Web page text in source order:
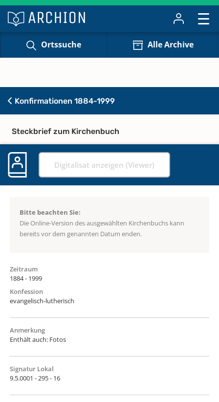
Ortssuche Alle Archive
Konfirmationen 1884-1999
Steckbrief zum Kirchenbuch
Digitalisat anzeigen (Viewer)
Bitte beachten Sie:
Die Online-Version des ausgewählten Kirchenbuchs kann
bereits vor dem genannten Datum enden.
Zeitraum
1884 - 1999
Konfession
evangelisch-lutherisch
Anmerkung
Enthält auch: Fotos
Signatur Lokal
9.5.0001 - 295 - 16